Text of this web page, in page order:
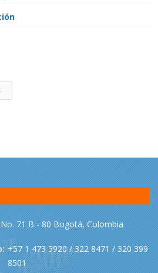
71 B - 80 Bogotá, Colombia
+57 1 473 5920 / 322 8471 / 320 399
8501